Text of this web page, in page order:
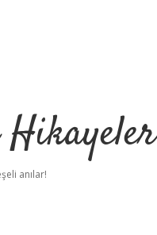
Hikayeler
anılar!